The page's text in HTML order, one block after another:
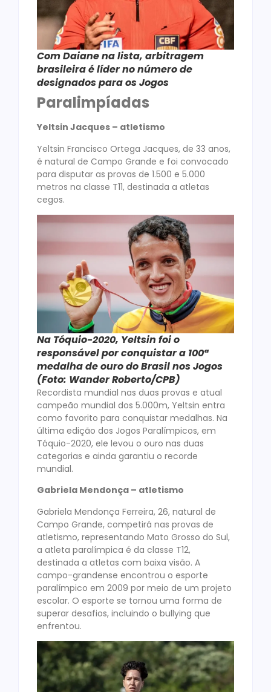
Com Daiane na lista, arbitragem
brasileira é líder no número de
designados para os Jogos
Paralimpíadas
Yeltsin Jacques – atletismo
Yeltsin Francisco Ortega Jacques, de 33 anos,
é natural de Campo Grande e foi convocado
para disputar as provas de 1.500 e 5.000
metros na classe T11, destinada a atletas
cegos.
Na Tóquio-2020, Yeltsin foi o
responsável por conquistar a 100ª
medalha de ouro do Brasil nos Jogos
(Foto: Wander Roberto/CPB)
Recordista mundial nas duas provas e atual
campeão mundial dos 5.000m, Yeltsin entra
como favorito para conquistar medalhas. Na
última edição dos Jogos Paralímpicos, em
Tóquio-2020, ele levou o ouro nas duas
categorias e ainda garantiu o recorde
mundial.
Gabriela Mendonça – atletismo
Gabriela Mendonça Ferreira, 26, natural de
Campo Grande, competirá nas provas de
atletismo, representando Mato Grosso do Sul,
a atleta paralímpica é da classe T12,
destinada a atletas com baixa visão. A
campo-grandense encontrou o esporte
paralímpico em 2009 por meio de um projeto
escolar. O esporte se tornou uma forma de
superar desafios, incluindo o bullying que
enfrentou.